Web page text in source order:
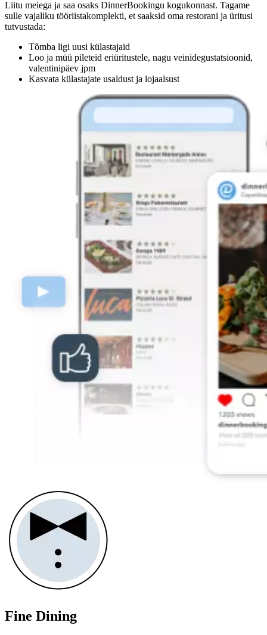
Liitu meiega ja saa osaks DinnerBookingu kogukonnast. Tagame
sulle vajaliku tööriistakomplekti, et saaksid oma restorani ja üritusi
tutvustada:
Tõmba ligi uusi külastajaid
Loo ja müü pileteid eriüritustele, nagu veinidegustatsioonid,
valentinipäev jpm
Kasvata külastajate usaldust ja lojaalsust
Fine Dining